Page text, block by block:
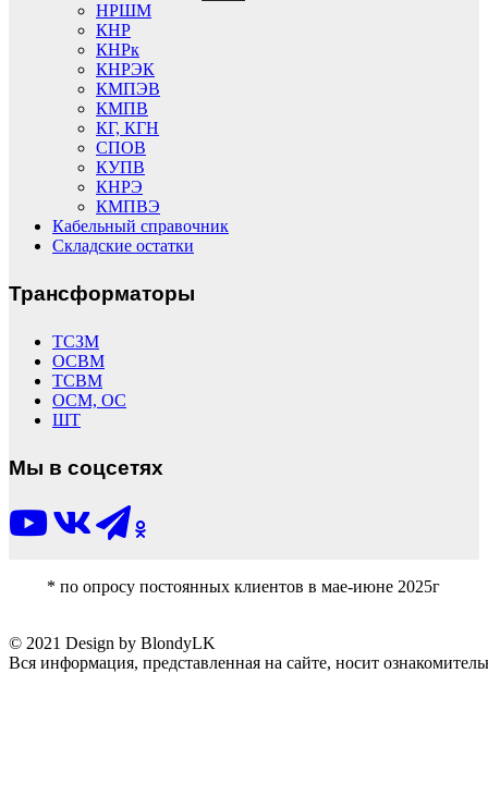
НРШМ
КНР
КНРк
КНРЭК
КМПЭВ
КМПВ
КГ, КГН
СПОВ
КУПВ
КНРЭ
КМПВЭ
Кабельный справочник
Складские остатки
Трансформаторы
ТСЗМ
ОСВМ
ТСВМ
ОСМ, ОС
ШТ
Мы в соцсетях
* по опросу постоянных клиентов в мае-июне 2025г
© 2021 Design by BlondyLK
Вся информация, представленная на сайте, носит